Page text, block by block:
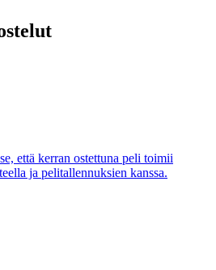
että kerran ostettuna peli toimii
ja pelitallennuksien kanssa.